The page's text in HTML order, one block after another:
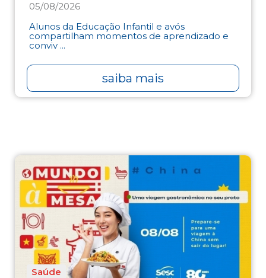
05/08/2026
Alunos da Educação Infantil e avós
compartilham momentos de aprendizado e
conviv ...
saiba mais
Saúde